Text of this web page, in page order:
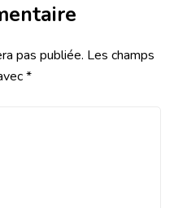
pas publiée. Les champs
*